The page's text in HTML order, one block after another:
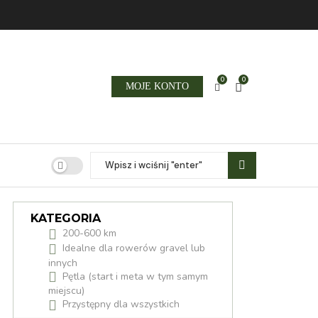
MOJE KONTO
0 0
KATEGORIA
200-600 km
Idealne dla rowerów gravel lub
innych
Pętla (start i meta w tym samym
miejscu)
Przystępny dla wszystkich